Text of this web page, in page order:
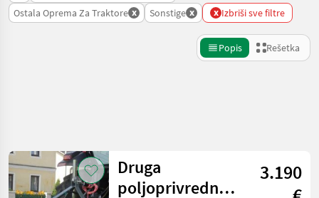
Ostala Oprema Za Traktore x Sonstige x x Izbriši sve filtre
Popis Rešetka
Kategorija 4 Država
Druga
poljoprivredna
3.190